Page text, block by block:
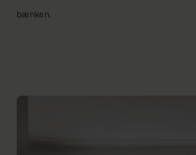
bænken.